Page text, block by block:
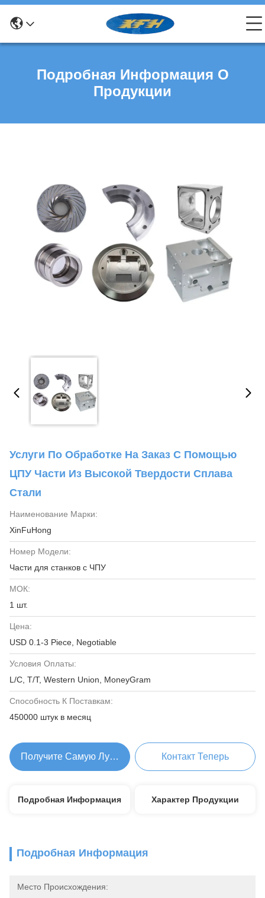
Подробная Информация О
Продукции
Услуги По Обработке На Заказ С Помощью
ЦПУ Части Из Высокой Твердости Сплава
Стали
Наименование Марки:
XinFuHong
Номер Модели:
Части для станков с ЧПУ
МОК:
1 шт.
Цена:
USD 0.1-3 Piece, Negotiable
Условия Оплаты:
L/C, T/T, Western Union, MoneyGram
Способность К Поставкам:
450000 штук в месяц
Получите Самую Лучшую Цену Контакт Теперь
Подробная Информация Характер Продукции
Подробная Информация
Место Происхождения: